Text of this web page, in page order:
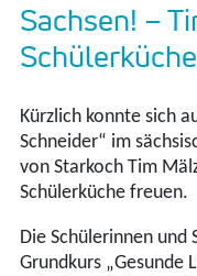
Sachsen! –
Kürzlich konnte sich
Schneider“ im
von Starkoch Tim
Schülerküche freuen.
Die Schülerinnen und
Grundkurs „Gesunde